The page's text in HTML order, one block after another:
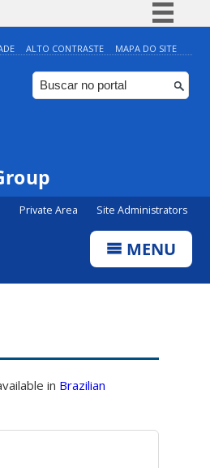
Simplifique!
Comunica BR
Participe
ALTO CONTRASTE MAPA DO SITE
Private Area Site Administrators
MENU
in Brazilian